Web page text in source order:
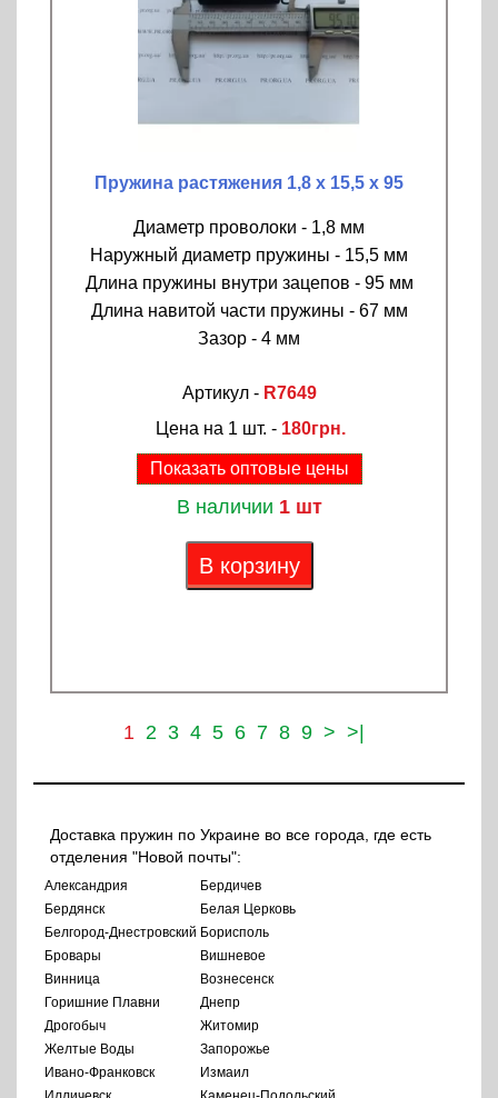
Пружина растяжения 1,8 х 15,5 х 95
Диаметр проволоки - 1,8 мм
Наружный диаметр пружины - 15,5 мм
Длина пружины внутри зацепов - 95 мм
Длина навитой части пружины - 67 мм
Зазор - 4 мм
Артикул - R7649
Цена на 1 шт. - 180грн.
Показать оптовые цены
В наличии 1 шт
В корзину
1 2 3 4 5 6 7 8 9 > >|
Доставка пружин по Украине во все города, где есть
отделения "Новой почты":
Александрия
Бердичев
Бердянск
Белая Церковь
Белгород-Днестровский Борисполь
Бровары
Вишневое
Винница
Вознесенск
Горишние Плавни
Днепр
Дрогобыч
Житомир
Желтые Воды
Запорожье
Ивано-Франковск
Измаил